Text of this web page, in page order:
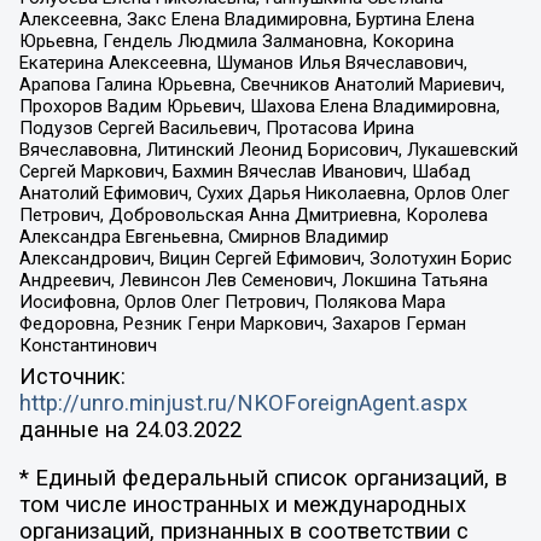
Алексеевна, Закс Елена Владимировна, Буртина Елена
Юрьевна, Гендель Людмила Залмановна, Кокорина
Екатерина Алексеевна, Шуманов Илья Вячеславович,
Арапова Галина Юрьевна, Свечников Анатолий Мариевич,
Прохоров Вадим Юрьевич, Шахова Елена Владимировна,
Подузов Сергей Васильевич, Протасова Ирина
Вячеславовна, Литинский Леонид Борисович, Лукашевский
Сергей Маркович, Бахмин Вячеслав Иванович, Шабад
Анатолий Ефимович, Сухих Дарья Николаевна, Орлов Олег
Петрович, Добровольская Анна Дмитриевна, Королева
Александра Евгеньевна, Смирнов Владимир
Александрович, Вицин Сергей Ефимович, Золотухин Борис
Андреевич, Левинсон Лев Семенович, Локшина Татьяна
Иосифовна, Орлов Олег Петрович, Полякова Мара
Федоровна, Резник Генри Маркович, Захаров Герман
Константинович
Источник:
http://unro.minjust.ru/NKOForeignAgent.aspx
данные на 24.03.2022
* Единый федеральный список организаций, в
том числе иностранных и международных
организаций, признанных в соответствии с